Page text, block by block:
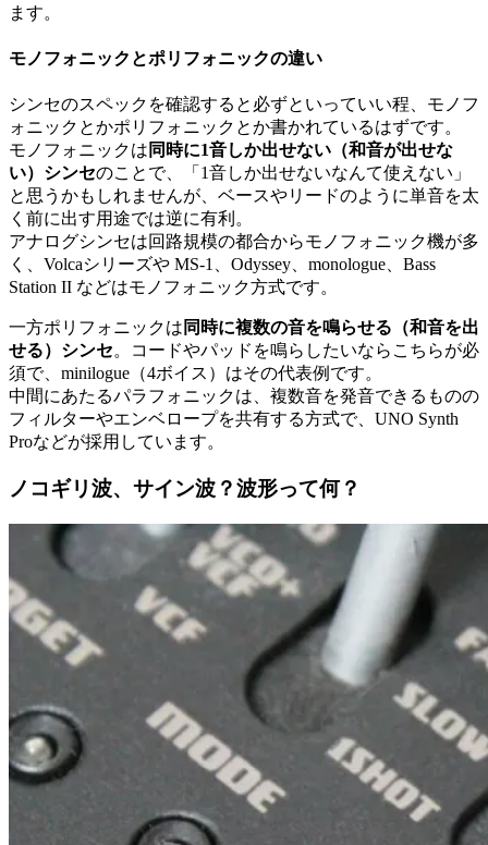
ます。
モノフォニックとポリフォニックの違い
シンセのスペックを確認すると必ずといっていい程、モノフ
ォニックとかポリフォニックとか書かれているはずです。
モノフォニックは 同時に1音しか出せない（和音が出せな
い）シンセのことで、「1音しか出せないなんて使えない」
と思うかもしれませんが、ベースやリードのように単音を太
く前に出す用途では逆に有利。
アナログシンセは回路規模の都合からモノフォニック機が多
く、Volcaシリーズや MS-1、Odyssey、monologue、Bass
Station II などはモノフォニック方式です。
一方ポリフォニックは 同時に複数の音を鳴らせる（和音を出
せる）シンセ。コードやパッドを鳴らしたいならこちらが必
須で、minilogue（4ボイス）はその代表例です。
中間にあたるパラフォニックは、複数音を発音できるものの
フィルターやエンベロープを共有する方式で、UNO Synth
Proなどが採用しています。
ノコギリ波、サイン波？波形って何？